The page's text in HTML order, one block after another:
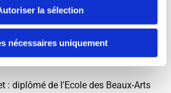
la sélection
nécessaires uniquement
: diplômé de l'Ecole des Beaux-Arts